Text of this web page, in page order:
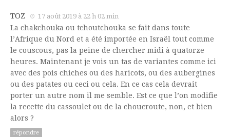
TOZ 17 août 2019 à 22 h 02 min
La chakchouka ou tchoutchouka se fait dans toute
l’Afrique du Nord et a été importée en Israël tout comme
le couscous, pas la peine de chercher midi à quatorze
heures. Maintenant je vois un tas de variantes comme ici
avec des pois chiches ou des haricots, ou des aubergines
ou des patates ou ceci ou cela. En ce cas cela devrait
porter un autre nom il me semble. Est ce que l’on modifie
la recette du cassoulet ou de la choucroute, non, et bien
alors ?
répondre